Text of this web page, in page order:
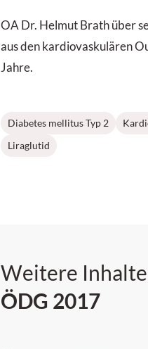
OA Dr. Helmut Brath über
aus den kardiovaskulären
Jahre.
Diabetes mellitus Typ 2
Liraglutid
Weitere
ÖDG 2017